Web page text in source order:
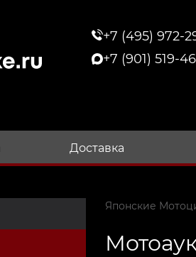
+7 (495) 972-
+7 (901) 519-
Доставка
Японские